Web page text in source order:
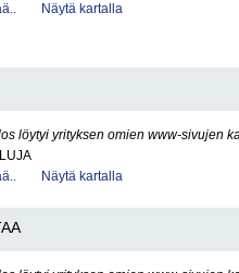
Näytä kartalla
löytyi yrityksen omien www-sivujen
Näytä kartalla